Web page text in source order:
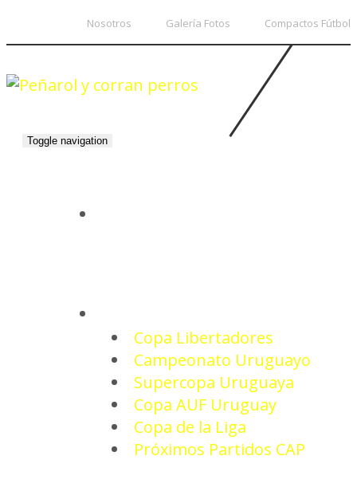
Nosotros Galería Fotos Compactos Fútbol
Toggle navigation
Copa Libertadores
Campeonato Uruguayo
Supercopa Uruguaya
Copa AUF Uruguay
Copa de la Liga
Próximos Partidos CAP